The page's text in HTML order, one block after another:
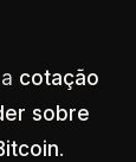
cotação
sobre
.